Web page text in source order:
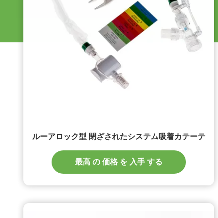
ルーアロック型 閉ざされたシステム吸着カテーテ
最高 の 価格 を 入手 する